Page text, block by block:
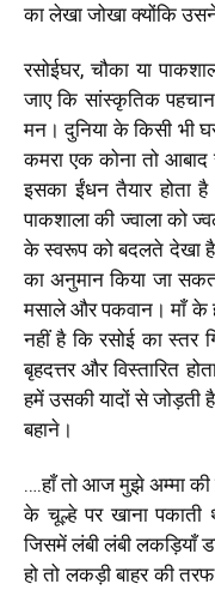
का लेखा जोखा क्योंकि
रसोईघर, चौका या
जाए कि सांस्कृतिक
मन। दुनिया के किसी भी
कमरा एक कोना तो आबाद
इसका ईंधन तैयार होता
पाकशाला की ज्वाला को
के स्वरूप को बदलते देखा
का अनुमान किया जा
मसाले और पकवान। माँ के
नहीं है कि रसोई का स्तर
बृहदत्तर और विस्तारित
हमें उसकी यादों से जोड़ती
बहाने।
….हाँ तो आज मुझे अम्मा की
के चूल्हे पर खाना पकाती
जिसमें लंबी लंबी लकड़ियाँ
हो तो लकड़ी बाहर की